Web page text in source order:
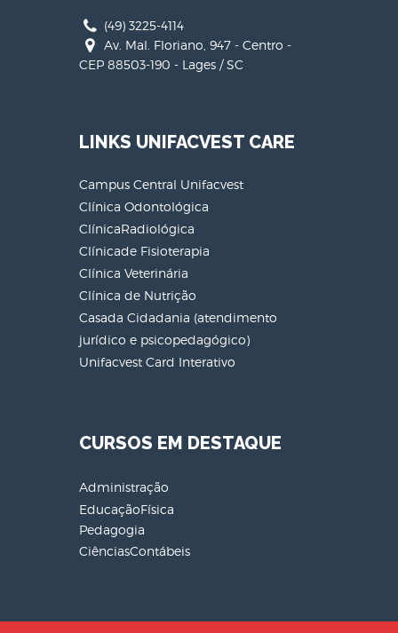
(49) 3225-4114
Av. Mal. Floriano, 947 - Centro -
CEP 88503-190 - Lages / SC
LINKS UNIFACVEST CARE
Campus Central Unifacvest
Clínica Odontológica
ClínicaRadiológica
Clínicade Fisioterapia
Clínica Veterinária
Clínica de Nutrição
Casada Cidadania (atendimento
jurídico e psicopedagógico)
Unifacvest Card Interativo
CURSOS EM DESTAQUE
Administração
EducaçãoFísica
Pedagogia
CiênciasContábeis